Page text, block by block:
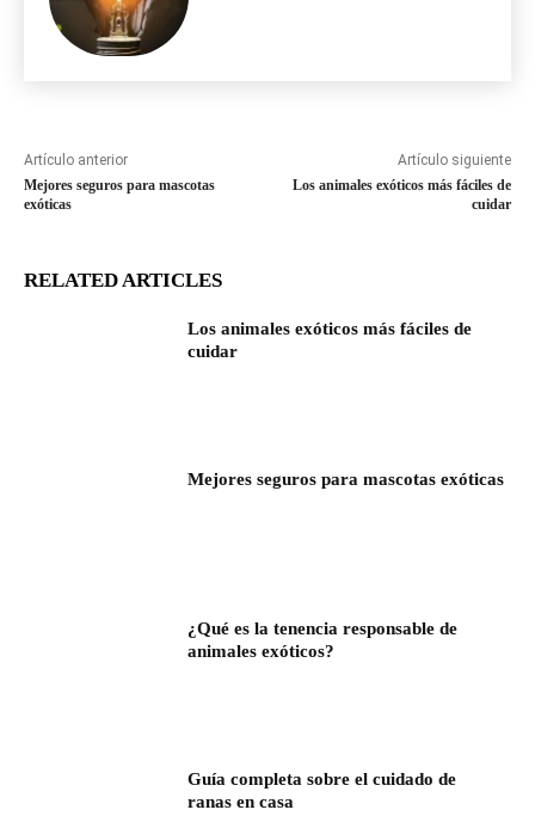
Artículo anterior
Mejores seguros para mascotas
exóticas
Artículo siguiente
Los animales exóticos más fáciles de
cuidar
RELATED ARTICLES
Los animales exóticos más fáciles de
cuidar
Mejores seguros para mascotas exóticas
¿Qué es la tenencia responsable de
animales exóticos?
Guía completa sobre el cuidado de
ranas en casa